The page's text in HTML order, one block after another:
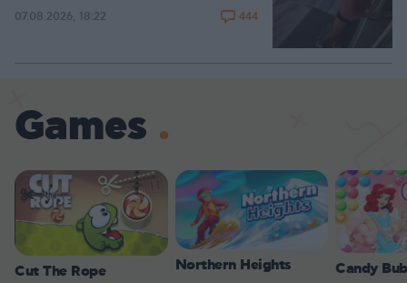
07.08.2026, 18:22 444
Games
Cut The Rope Northern Heights Candy